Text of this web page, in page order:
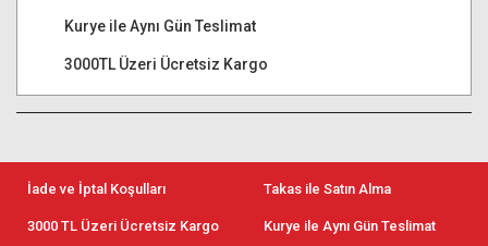
Kurye ile Aynı Gün Teslimat
3000TL Üzeri Ücretsiz Kargo
İade ve İptal Koşulları Takas ile Satın Alma
3000 TL Üzeri Ücretsiz Kargo Kurye ile Aynı Gün Teslimat